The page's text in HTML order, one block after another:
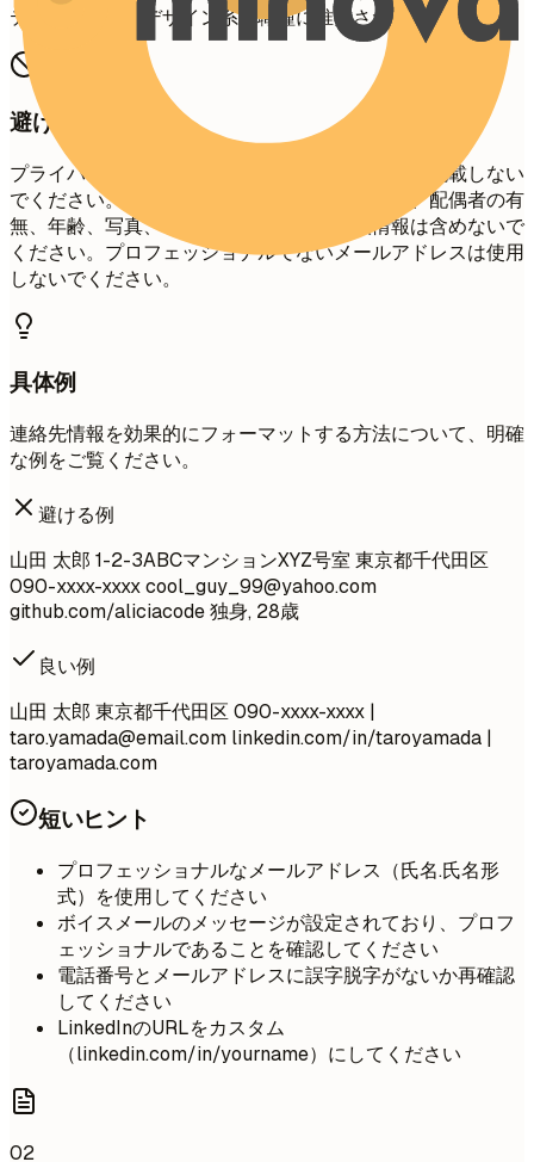
ティブ、技術、デザイン系の職種に推奨されます。
避けたい書き方
プライバシーのため、詳細な住所（番地など）は記載しない
でください。国や地域で特に要求されない限り、配偶者の有
無、年齢、写真、マイナンバーなどの個人情報は含めないで
ください。プロフェッショナルでないメールアドレスは使用
しないでください。
具体例
連絡先情報を効果的にフォーマットする方法について、明確
な例をご覧ください。
避ける例
山田 太郎 1-2-3ABCマンションXYZ号室 東京都千代田区
090-xxxx-xxxxcool_guy_99@yahoo.com
github.com/aliciacode 独身, 28歳
良い例
山田 太郎 東京都千代田区 090-xxxx-xxxx |
taro.yamada@email.com linkedin.com/in/taroyamada |
taroyamada.com
短いヒント
プロフェッショナルなメールアドレス（氏名.氏名形
式）を使用してください
ボイスメールのメッセージが設定されており、プロフ
ェッショナルであることを確認してください
電話番号とメールアドレスに誤字脱字がないか再確認
してください
LinkedInのURLをカスタム
（linkedin.com/in/yourname）にしてください
02